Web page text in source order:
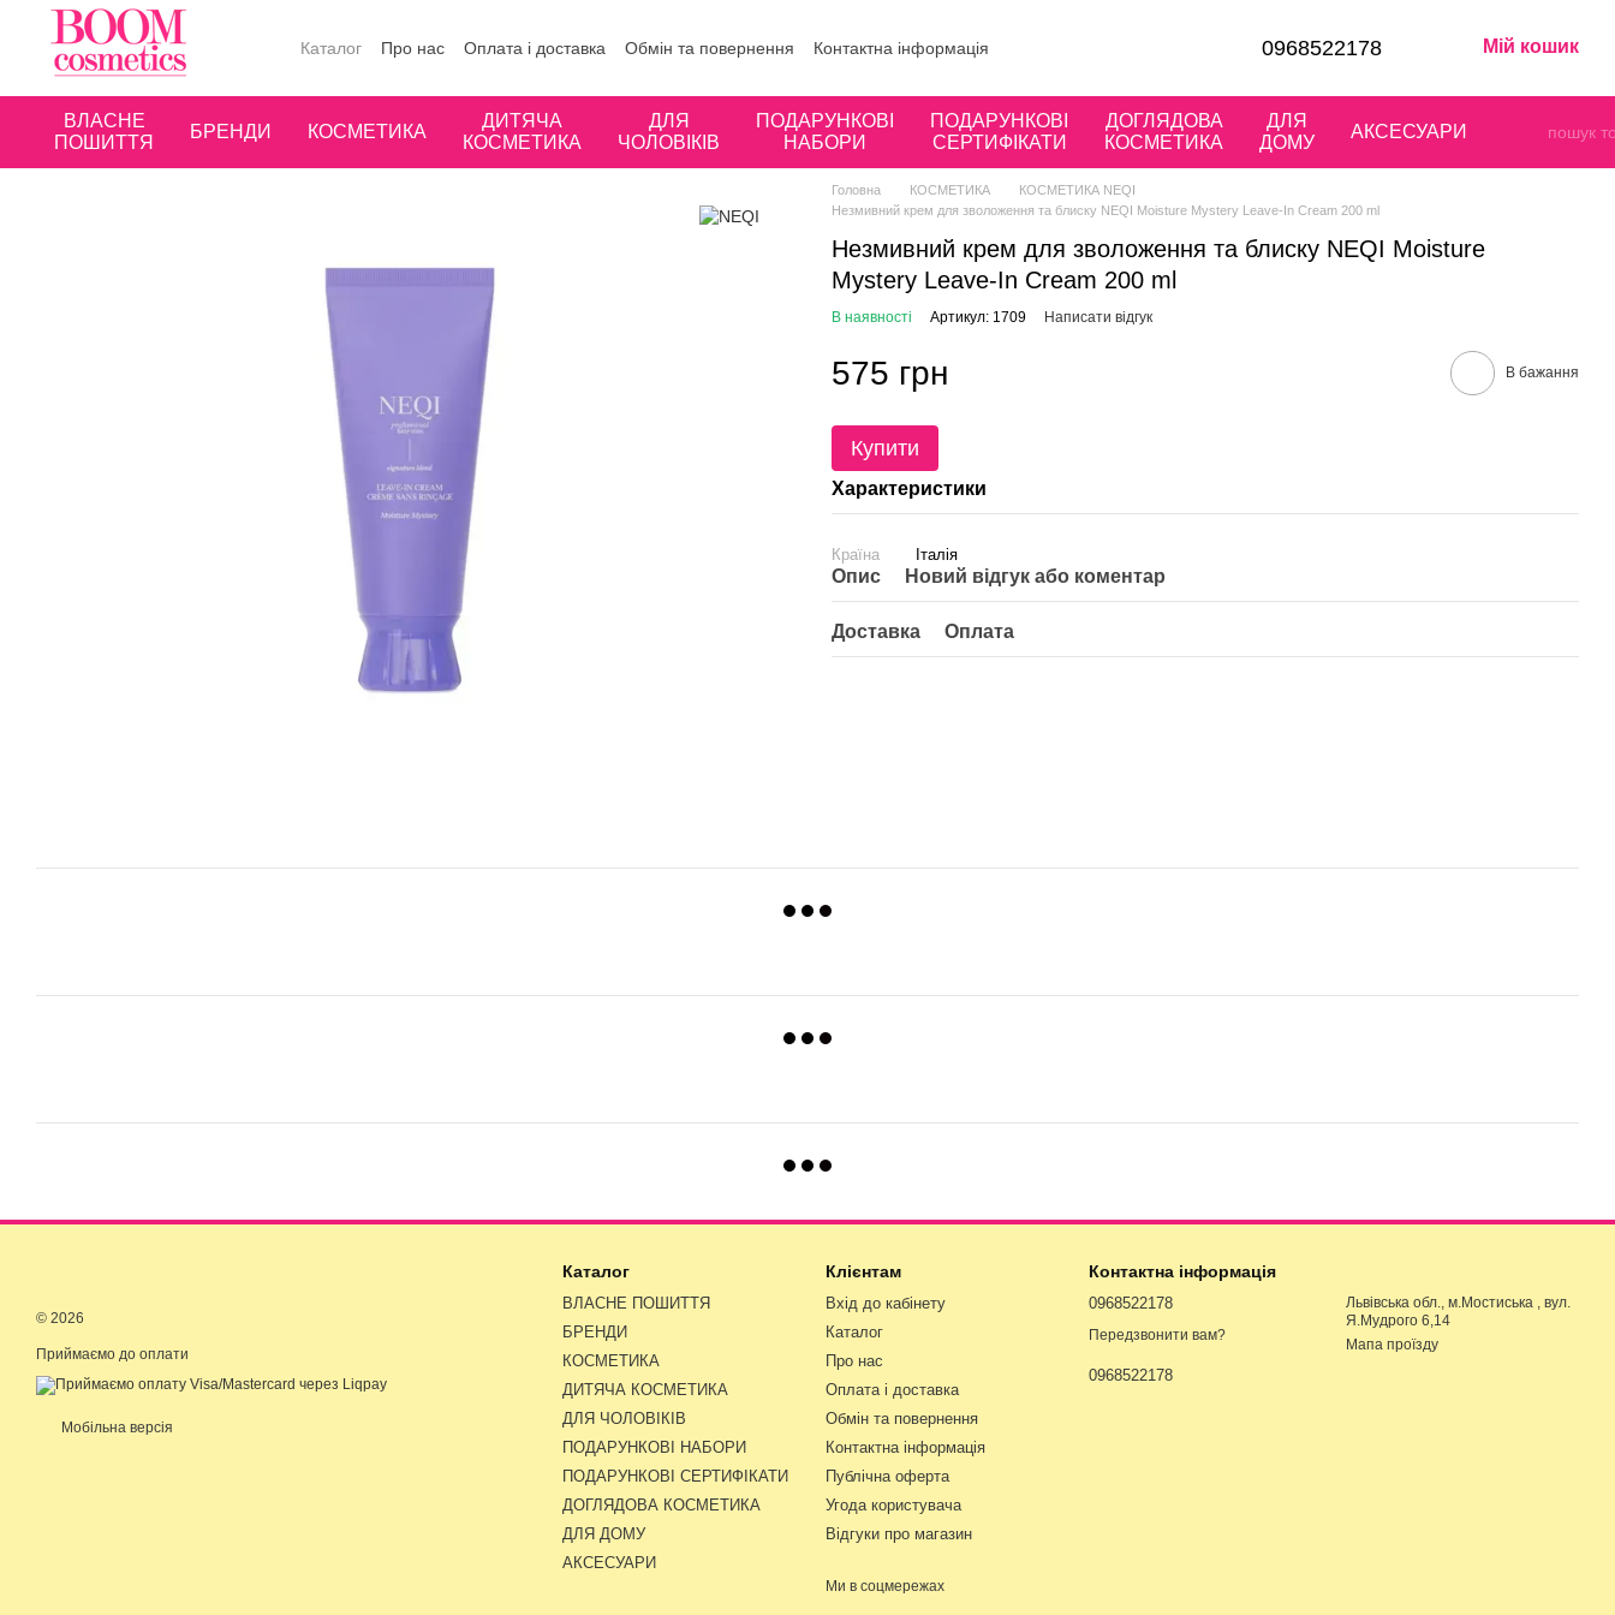
Перейти до основного контенту
Каталог
Про нас Оплата і доставка Обмін та повернення
Контактна інформація
0968522178 Мій кошик
ВЛАСНЕ
ПОШИТТЯ
БРЕНДИ КОСМЕТИКА
ДИТЯЧА
КОСМЕТИКА
ДЛЯ
ЧОЛОВІКІВ
ПОДАРУНКОВІ
НАБОРИ
ПОДАРУНКОВІ
СЕРТИФІКАТИ
ДОГЛЯДОВА
КОСМЕТИКА
ДЛЯ
ДОМУ
АКСЕСУАРИ
Головна КОСМЕТИКА
КОСМЕТИКА NEQI
Незмивний крем для зволоження та блиску NEQI Moisture Mystery Leave-In Cream 200 ml
Незмивний крем для зволоження та блиску NEQI Moisture
Mystery Leave-In Cream 200 ml
В наявності Артикул: 1709 Написати відгук
575 грн В бажання
Купити
Характеристики
Країна Італія
Опис Новий відгук або коментар
Доставка Оплата
© 2026
Приймаємо до оплати
Мобільна версія
Каталог
ВЛАСНЕ ПОШИТТЯ
БРЕНДИ
КОСМЕТИКА
ДИТЯЧА КОСМЕТИКА
ДЛЯ ЧОЛОВІКІВ
ПОДАРУНКОВІ НАБОРИ
ПОДАРУНКОВІ СЕРТИФІКАТИ
ДОГЛЯДОВА КОСМЕТИКА
ДЛЯ ДОМУ
АКСЕСУАРИ
Клієнтам
Вхід до кабінету
Каталог
Про нас
Оплата і доставка
Обмін та повернення
Контактна інформація
Публічна оферта
Угода користувача
Відгуки про магазин
Ми в соцмережах
Контактна інформація
0968522178
Передзвонити вам?
0968522178
Львівська обл., м.Мостиська , вул.
Я.Мудрого 6,14
Мапа проїзду